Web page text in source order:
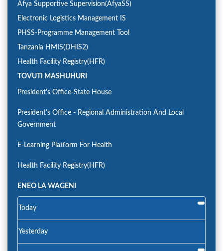
Afya Supportive Supervision(AfyaSS)
Electronic Logistics Management IS
PHSS-Programme Management Tool
Tanzania HMIS(DHIS2)
Health Facility Registry(HFR)
TOVUTI MASHUHURI
President's Office-State House
President's Office - Regional Administration And Local
Government
E-Learning Platform For Health
Health Facility Registry(HFR)
ENEO LA WAGENI
Today
Yesterday